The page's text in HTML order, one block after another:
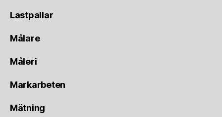
Lastpallar
Målare
Måleri
Markarbeten
Mätning